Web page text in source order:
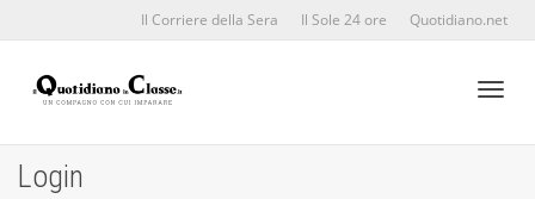
Il Corriere della Sera Il Sole 24 ore Quotidiano.net
Login